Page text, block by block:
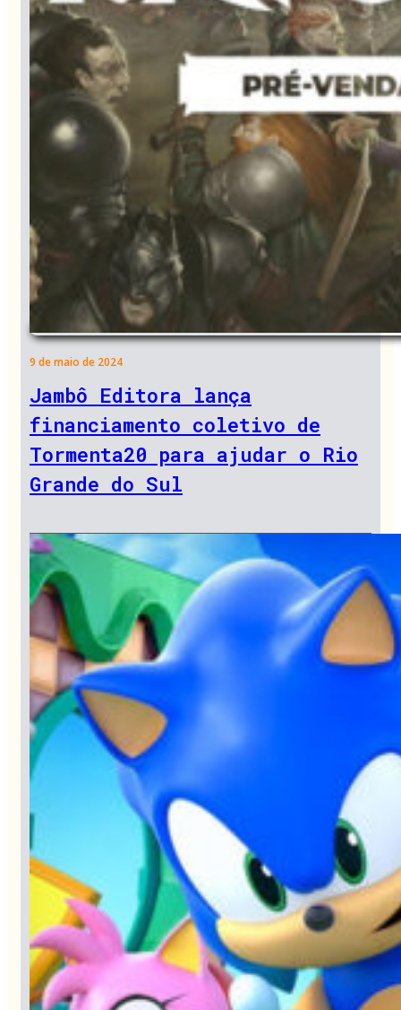
9 de maio de 2024
Jambô Editora lança
financiamento coletivo de
Tormenta20 para ajudar o Rio
Grande do Sul